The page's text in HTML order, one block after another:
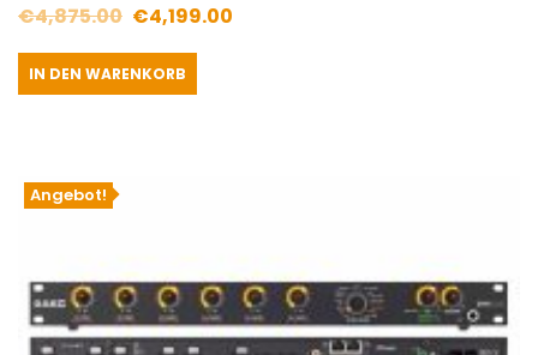
€4,875.00 Ursprünglicher
Preis
war:
€4,199.00
IN DEN WARENKORB
Angebot!